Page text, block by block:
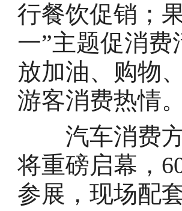
行餐饮促销；
一”主题促消
放加油、购物
游客消费热情。
汽车消费方
将重磅启幕，
参展，现场配